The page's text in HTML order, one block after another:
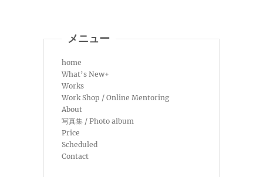
メニュー
home
What’s New+
Works
Work Shop / Online Mentoring
About
写真集 / Photo album
Price
Scheduled
Contact